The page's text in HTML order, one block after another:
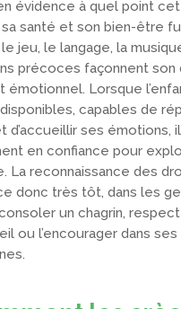
évidence à quel point
santé et son bien-être
jeu, le langage, la
précoces façonnent
émotionnel. Lorsque
disponibles, capables de
d’accueillir ses émotions,
en confiance pour
La reconnaissance des
donc très tôt, dans les
un chagrin,
ou l’encourager dans